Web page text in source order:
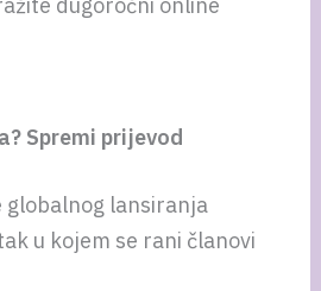
dugoročni online
Spremi prijevod
globalnog lansiranja
u kojem se rani članovi